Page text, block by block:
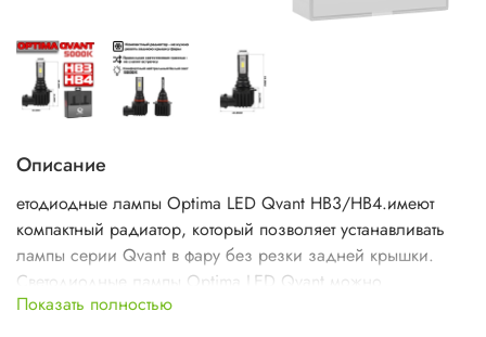
Описание
етодиодные лампы Optima LED Qvant HB3/HB4.имеют
компактный радиатор, который позволяет устанавливать
лампы серии Qvant в фару без резки задней крышки.
Светодиодные лампы Optima LED Qvant можно
устанавливать в машины и мотоциклы с бортовой сетью 12
Показать полностью